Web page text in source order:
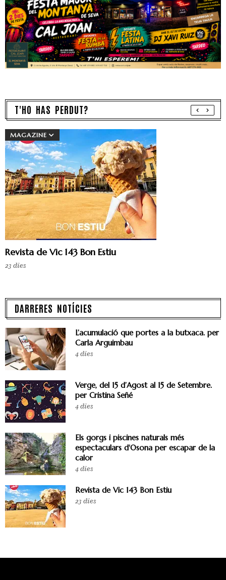
T'HO HAS PERDUT?
MAGAZINE
Revista de Vic 143 Bon Estiu
23 dies
DARRERES NOTÍCIES
L’acumulació que portes a la butxaca. per
Carla Arguimbau
4 dies
Verge, del 15 d’Agost al 15 de Setembre.
per Cristina Señé
4 dies
Els gorgs i piscines naturals més
espectaculars d'Osona per escapar de la
calor
4 dies
Revista de Vic 143 Bon Estiu
23 dies